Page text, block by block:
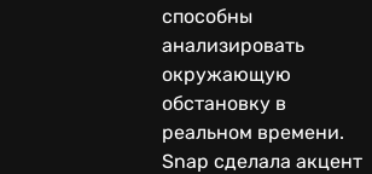
способны
анализировать
окружающую
обстановку в
реальном времени.
Snap сделала акцент